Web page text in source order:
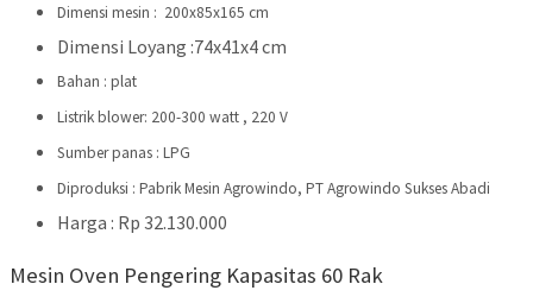
Dimensi mesin : 200x85x165 cm
Dimensi Loyang :74x41x4 cm
Bahan : plat
Listrik blower: 200-300 watt , 220 V
Sumber panas : LPG
Diproduksi : Pabrik Mesin Agrowindo, PT Agrowindo Sukses Abadi
Harga : Rp 32.130.000
Mesin Oven Pengering Kapasitas 60 Rak